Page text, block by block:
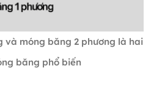
và móng băng 2 phương là hai
băng phổ biến